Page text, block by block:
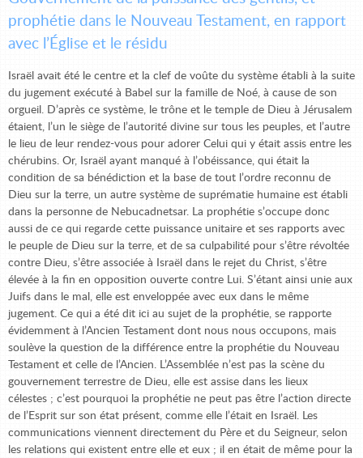
prophétie dans le Nouveau Testament, en rapport
avec l’Église et le résidu
Israël avait été le centre et la clef de voûte du système établi à la suite
du jugement exécuté à Babel sur la famille de Noé, à cause de son
orgueil. D’après ce système, le trône et le temple de Dieu à Jérusalem
étaient, l’un le siège de l’autorité divine sur tous les peuples, et l’autre
le lieu de leur rendez-vous pour adorer Celui qui y était assis entre les
chérubins. Or, Israël ayant manqué à l’obéissance, qui était la
condition de sa bénédiction et la base de tout l’ordre reconnu de
Dieu sur la terre, un autre système de suprématie humaine est établi
dans la personne de Nebucadnetsar. La prophétie s’occupe donc
aussi de ce qui regarde cette puissance unitaire et ses rapports avec
le peuple de Dieu sur la terre, et de sa culpabilité pour s’être révoltée
contre Dieu, s’être associée à Israël dans le rejet du Christ, s’être
élevée à la fin en opposition ouverte contre Lui. S’étant ainsi unie aux
Juifs dans le mal, elle est enveloppée avec eux dans le même
jugement. Ce qui a été dit ici au sujet de la prophétie, se rapporte
évidemment à l’Ancien Testament dont nous nous occupons, mais
soulève la question de la différence entre la prophétie du Nouveau
Testament et celle de l’Ancien. L’Assemblée n’est pas la scène du
gouvernement terrestre de Dieu, elle est assise dans les lieux
célestes ; c’est pourquoi la prophétie ne peut pas être l’action directe
de l’Esprit sur son état présent, comme elle l’était en Israël. Les
communications viennent directement du Père et du Seigneur, selon
les relations qui existent entre elle et eux ; il en était de même pour la